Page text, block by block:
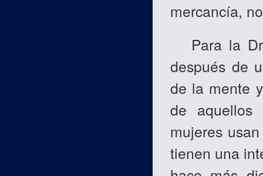
mercancía,
Para la
después de
de la mente
de aquellos
mujeres
tienen una